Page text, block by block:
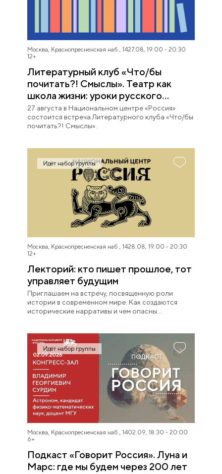
Москва, Краснопресненская наб., 1427.08, 19:00 - 20:30
12+
Литературный клуб «Что/бы
почитать?! Смыслы». Театр как
школа жизни: уроки русского
театра
27 августа в Национальном центре «Россия»
состоится встреча Литературного клуба «Что/бы
почитать?! Смыслы».
Идёт набор группы
Москва, Краснопресненская наб., 1428.08, 19:00 - 20:30
12+
Лекторий: кто пишет прошлое, тот
управляет будущим
Приглашаем на встречу, посвященную роли
истории в современном мире. Как создаются
исторические нарративы и чем опасны
Идёт набор группы
Москва, Краснопресненская наб., 1402.09, 18:30 - 20:00
6+
Подкаст «Говорит Россия». Луна и
Марс: где мы будем через 200 лет